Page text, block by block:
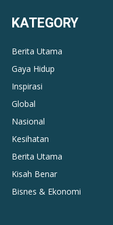
KATEGORY
Berita Utama
Gaya Hidup
Inspirasi
Global
Nasional
Kesihatan
Berita Utama
Kisah Benar
Bisnes & Ekonomi